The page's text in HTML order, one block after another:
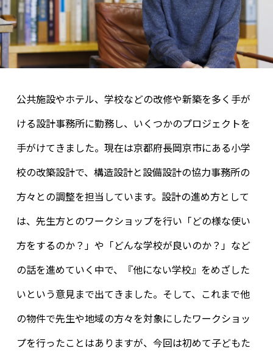
公共施設やホテル、学校などの改修や新築を多く手が
ける設計事務所に勤務し、いくつかのプロジェクトを
手がけてきました。現在は京都府長岡京市にある小学
校の改築設計で、構造設計と設備設計の協力事務所の
方々との調整を担当しています。設計の進め方として
は、先生方とのワークショップを行い「どの様な使い
方をするのか？」や「どんな学校が良いのか？」など
の話を進めていく中で、『他にない学校』をめざした
いという意見まで出てきました。そして、これまで他
の物件で先生や地域の方々を対象にしたワークショッ
プを行ったことはありますが、今回は初めて子どもた